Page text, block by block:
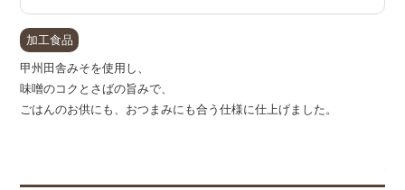
加工食品
甲州田舎みそを使用し、
味噌のコクとさばの旨みで、
ごはんのお供にも、おつまみにも合う仕様に仕上げました。